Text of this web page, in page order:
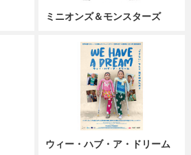
ミニオンズ＆モンスターズ
ウィー・ハブ・ア・ドリーム